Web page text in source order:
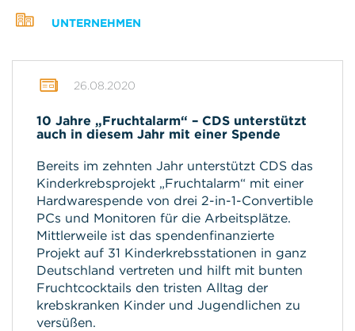
UNTERNEHMEN
26.08.2020
10 Jahre „Fruchtalarm“ – CDS unterstützt
auch in diesem Jahr mit einer Spende
Bereits im zehnten Jahr unterstützt CDS das
Kinderkrebsprojekt „Fruchtalarm“ mit einer
Hardwarespende von drei 2-in-1-Convertible
PCs und Monitoren für die Arbeitsplätze.
Mittlerweile ist das spendenfinanzierte
Projekt auf 31 Kinderkrebsstationen in ganz
Deutschland vertreten und hilft mit bunten
Fruchtcocktails den tristen Alltag der
krebskranken Kinder und Jugendlichen zu
versüßen.